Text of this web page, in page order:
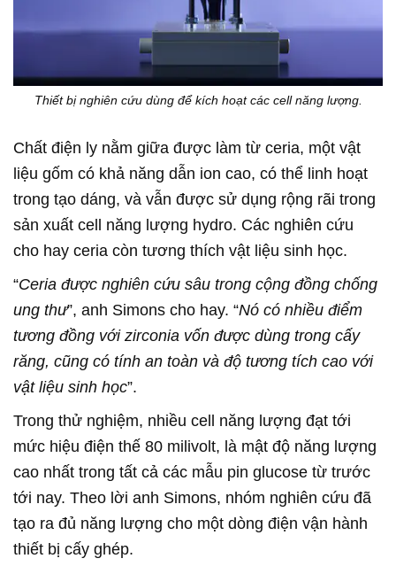
Thiết bị nghiên cứu dùng để kích hoạt các cell năng lượng.
Chất điện ly nằm giữa được làm từ ceria, một vật
liệu gốm có khả năng dẫn ion cao, có thể linh hoạt
trong tạo dáng, và vẫn được sử dụng rộng rãi trong
sản xuất cell năng lượng hydro. Các nghiên cứu
cho hay ceria còn tương thích vật liệu sinh học.
“Ceria được nghiên cứu sâu trong cộng đồng chống
ung thư”, anh Simons cho hay. “Nó có nhiều điểm
tương đồng với zirconia vốn được dùng trong cấy
răng, cũng có tính an toàn và độ tương tích cao với
vật liệu sinh học”.
Trong thử nghiệm, nhiều cell năng lượng đạt tới
mức hiệu điện thế 80 milivolt, là mật độ năng lượng
cao nhất trong tất cả các mẫu pin glucose từ trước
tới nay. Theo lời anh Simons, nhóm nghiên cứu đã
tạo ra đủ năng lượng cho một dòng điện vận hành
thiết bị cấy ghép.